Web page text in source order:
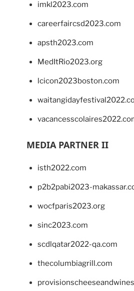
imkl2023.com
careerfaircsd2023.com
apsth2023.com
MedItRio2023.org
lcicon2023boston.com
MEDIA PARTNER II
isth2022.com
p2b2pabi2023-
wocfparis2023.org
sinc2023.com
scdlqatar2022-qa.com
thecolumbiagrill.com